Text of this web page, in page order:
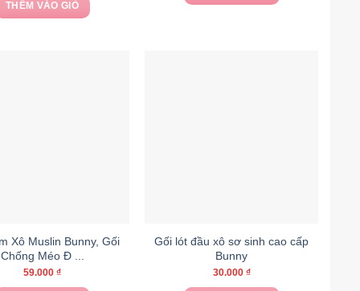
THÊM VÀO GIỎ
Xô Muslin Bunny, Gối
Chống Méo Đ ...
59.000₫
Gối lót đầu xô sơ sinh cao cấp
Bunny
30.000 ₫